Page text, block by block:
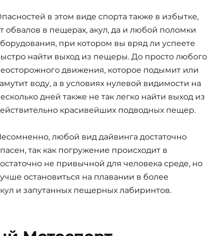
в этом виде спорта также в избытке,
обвалов в пещерах, акул, да и любой поломки
при котором вы вряд ли успеете
найти выход из пещеры. До просто любого
движения, которое подымит или
воду, а в условиях нулевой видимости на
дней также не так легко найти выход из
красивейших подводных пещер.
любой вид дайвинга достаточно
так как погружение происходит в
не привычной для человека среде, но
остановиться на плавании в более
и запутанных пещерных лабиринтов.